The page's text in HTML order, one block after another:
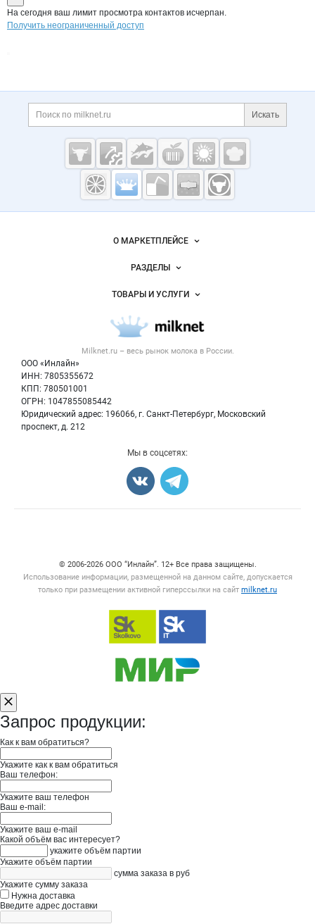
На сегодня ваш лимит просмотра контактов исчерпан.
Получить неограниченный доступ
Дополнительная информация
Поиск по сайту и
Искать
Cсылки на полезные проекты
Молочная
промышленность
Milknet.ru
Важные разделы и контакты
Milknet.ru – весь рынок молокав России.
ООО «Инлайн»
ИНН: 7805355672
КПП: 780501001
ОГРН: 1047855085442
Юридический адрес: 196066, г. Санкт-Петербург, Московский
проспект, д. 212
Навигация по сайтуО МАРКЕТПЛЕЙСЕ
Новости Milknet.ru
Размещение рекламы
Публичная оферта
Контактная информация
Политика обработки персональных данных
РАЗДЕЛЫ
Объявления
Новости рынка
ТОВАРЫ И УСЛУГИ
Молочная продукция
Вторичное сырье
Оборудование
Мы в соцсетях:
© 2006‑2026 ООО “Инлайн”. 12+ Все права защищены.
Использование информации, размещенной на данном сайте, допускается
только при размещении активной гиперссылки на сайт milknet.ru
Запрос продукции:
Как к вам обратиться?
Укажите как к вам обратиться
Ваш телефон:
Укажите ваш телефон
Ваш e-mail:
Укажите ваш e-mail
Какой объём вас интересует?
укажите объём партии
Укажите объём партии
сумма заказа в руб
Укажите сумму заказа
Нужна доставка
Введите адрес доставки